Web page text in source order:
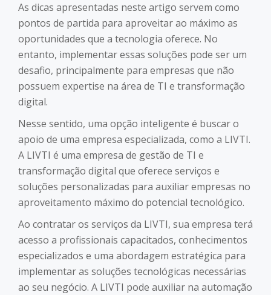
As dicas apresentadas neste artigo servem como
pontos de partida para aproveitar ao máximo as
oportunidades que a tecnologia oferece. No
entanto, implementar essas soluções pode ser um
desafio, principalmente para empresas que não
possuem expertise na área de TI e transformação
digital.
Nesse sentido, uma opção inteligente é buscar o
apoio de uma empresa especializada, como a LIVTI.
A LIVTI é uma empresa de gestão de TI e
transformação digital que oferece serviços e
soluções personalizadas para auxiliar empresas no
aproveitamento máximo do potencial tecnológico.
Ao contratar os serviços da LIVTI, sua empresa terá
acesso a profissionais capacitados, conhecimentos
especializados e uma abordagem estratégica para
implementar as soluções tecnológicas necessárias
ao seu negócio. A LIVTI pode auxiliar na automação